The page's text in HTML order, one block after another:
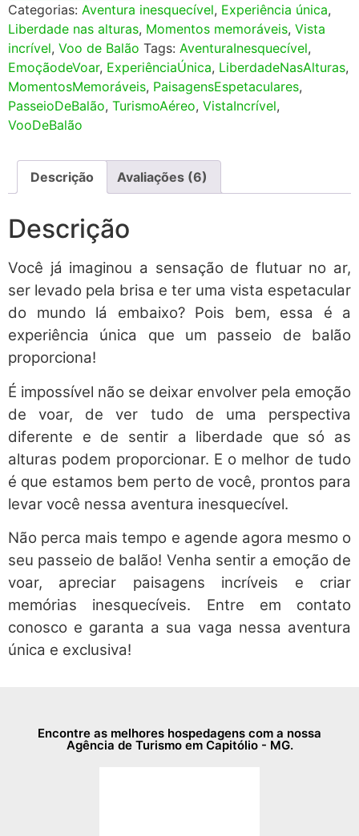
Categorias: Aventura inesquecível, Experiência única,
Liberdade nas alturas, Momentos memoráveis, Vista
incrível, Voo de Balão Tags: AventuraInesquecível,
EmoçãodeVoar, ExperiênciaÚnica, LiberdadeNasAlturas,
MomentosMemoráveis, PaisagensEspetaculares,
PasseioDeBalão, TurismoAéreo, VistaIncrível,
VooDeBalão
Descrição Avaliações (6)
Descrição
Você já imaginou a sensação de flutuar no ar,
ser levado pela brisa e ter uma vista espetacular
do mundo lá embaixo? Pois bem, essa é a
experiência única que um passeio de balão
proporciona!
É impossível não se deixar envolver pela emoção
de voar, de ver tudo de uma perspectiva
diferente e de sentir a liberdade que só as
alturas podem proporcionar. E o melhor de tudo
é que estamos bem perto de você, prontos para
levar você nessa aventura inesquecível.
Não perca mais tempo e agende agora mesmo o
seu passeio de balão! Venha sentir a emoção de
voar, apreciar paisagens incríveis e criar
memórias inesquecíveis. Entre em contato
conosco e garanta a sua vaga nessa aventura
única e exclusiva!
Encontre as melhores hospedagens com a nossa
Agência de Turismo em Capitólio - MG.